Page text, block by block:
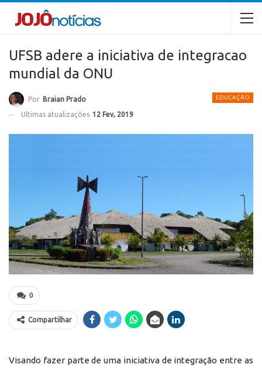
UFSB adere a iniciativa de integracao
mundial da ONU
EDUCAÇÃO
Por Braian Prado
Ultimas atualizações 12 Fev, 2019
0
Compartilhar
Visando fazer parte de uma iniciativa de integração entre as